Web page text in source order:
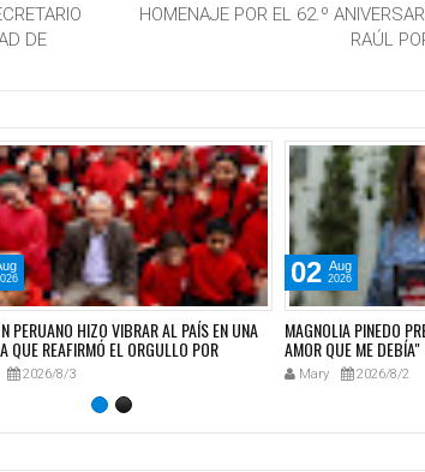
DE
HOMENAJE POR EL 62.º
RAÚL
PERUANO HIZO VIBRAR AL PAÍS EN UNA
QUE REAFIRMÓ EL ORGULLO POR
IDENTIDAD CULTURAL
2026/8/3
02 Aug
2026
MAGNOLIA PINEDO
AMOR QUE ME DEBÍA"
DEL LIBRO DE LIMA
Mary 2026/8/2